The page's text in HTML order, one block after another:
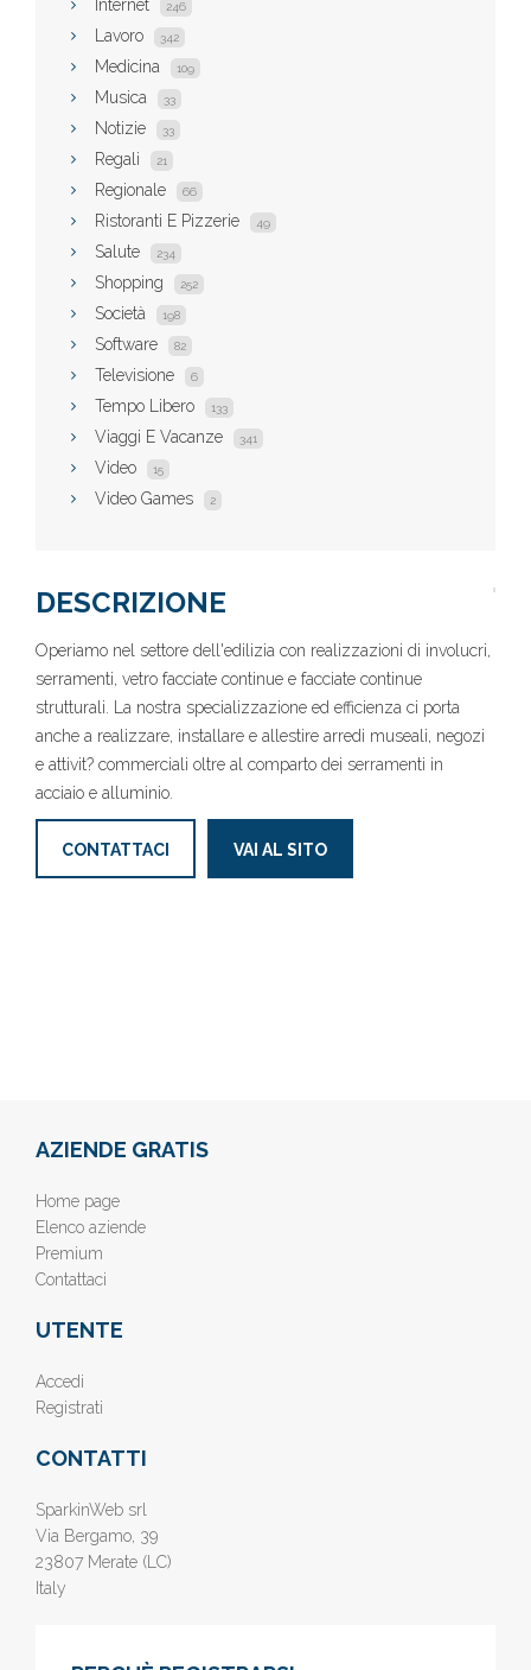
Internet 246
Lavoro 342
Medicina 109
Musica 33
Notizie 33
Regali 21
Regionale 66
Ristoranti E Pizzerie 49
Salute 234
Shopping 252
Società 198
Software 82
Televisione 6
Tempo Libero 133
Viaggi E Vacanze 341
Video 15
Video Games 2
DESCRIZIONE
Operiamo nel settore dell'edilizia con realizzazioni di involucri,
serramenti, vetro facciate continue e facciate continue
strutturali. La nostra specializzazione ed efficienza ci porta
anche a realizzare, installare e allestire arredi museali, negozi
e attivit? commerciali oltre al comparto dei serramenti in
acciaio e alluminio.
CONTATTACI VAI AL SITO
AZIENDE GRATIS
Home page
Elenco aziende
Premium
Contattaci
UTENTE
Accedi
Registrati
CONTATTI
SparkinWeb srl
Via Bergamo, 39
23807 Merate (LC)
Italy